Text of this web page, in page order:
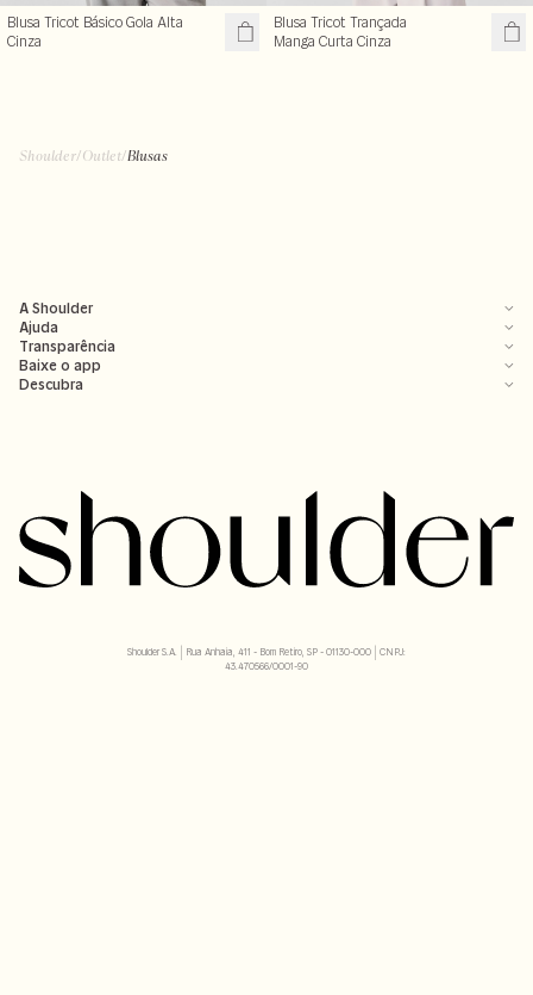
Blusa Tricot Básico Gola Alta
Cinza
Blusa Tricot Trançada
Manga Curta Cinza
Shoulder/Outlet/Blusas
A Shoulder
Ajuda
Transparência
Baixe o app
Descubra
Shoulder S.A. | Rua Anhaia, 411 - Bom Retiro, SP - 01130-000 | CNPJ:
43.470566/0001-90